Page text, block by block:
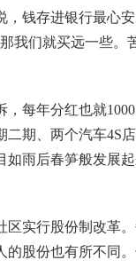
钱存进银行最心安
我们就买远一些
年分红也就1000
二期、两个汽车4S
雨后春笋般发展起
实行股份制改革。
股份也有所不同